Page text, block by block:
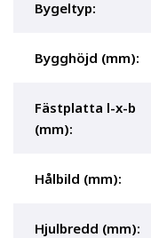
Bygeltyp:
Bygghöjd (mm):
Fästplatta l-x-b
(mm):
Hålbild (mm):
Hjulbredd (mm):